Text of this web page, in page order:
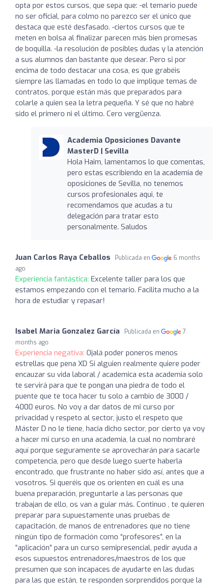
opta por estos cursos, que sepa que: -el temario puede
no ser oficial, para colmo no parezco ser el único que
destaca que esté desfasado. -ciertos cursos que te
meten en bolsa al finalizar parecen más bien promesas
de boquilla. -la resolución de posibles dudas y la atención
a sus alumnos dan bastante que desear. Pero si por
encima de todo destacar una cosa, es que grabéis
siempre las llamadas en todo lo que implique temas de
contratos, porque están más que preparados para
colarle a quien sea la letra pequeña. Y sé que no habré
sido el primero ni el último. Cero vergüenza.
Academia Oposiciones Davante
MasterD | Sevilla
Hola Haim, lamentamos lo que comentas,
pero estas escribiendo en la academia de
oposiciones de Sevilla, no tenemos
cursos profesionales aqui, te
recomendamos que acudas a tu
delegación para tratar esto
personalmente. Saludos
Juan Carlos Raya Ceballos Publicada en
6 months
ago
Experiencia fantástica: Excelente taller para los que
estamos empezando con el temario. Facilita mucho a la
hora de estudiar y repasar!
Isabel Maria Gonzalez García Publicada en
7
months ago
Experiencia negativa: Ojalá poder poneros menos
estrellas que pena XD Si alguien realmente quiere poder
encauzar su vida laboral / academica esta academia solo
te servirá para que te pongan una piedra de todo el
puente que te toca hacer tu solo a cambio de 3000 /
4000 euros. No voy a dar datos de mi curso por
privacidad y respeto al sector, justo el respeto que
Máster D no le tiene, hacia dicho sector, por cierto ya voy
a hacer mi curso en una academia, la cual no nombraré
aquí porque seguramente se aprovecharán para sacarle
competencia, pero que desde luego suerte haberla
encontrado, que frustrante no haber sido así, antes que a
vosotros. Si queréis que os orienten en cuál es una
buena preparación, preguntarle a las personas que
trabajan de ello, os van a guiar más. Continuo , te quieren
preparar para supuestamente unas pruebas de
capacitación, de manos de entrenadores que no tiene
ningún tipo de formación como “profesores”, en la
“aplicación” para un curso semipresencial, pedir ayuda a
esos supuestos entrenadores/maestros de los que
presumen que son incapaces de ayudarte en las dudas
para las que están, te responden sorprendidos porque la